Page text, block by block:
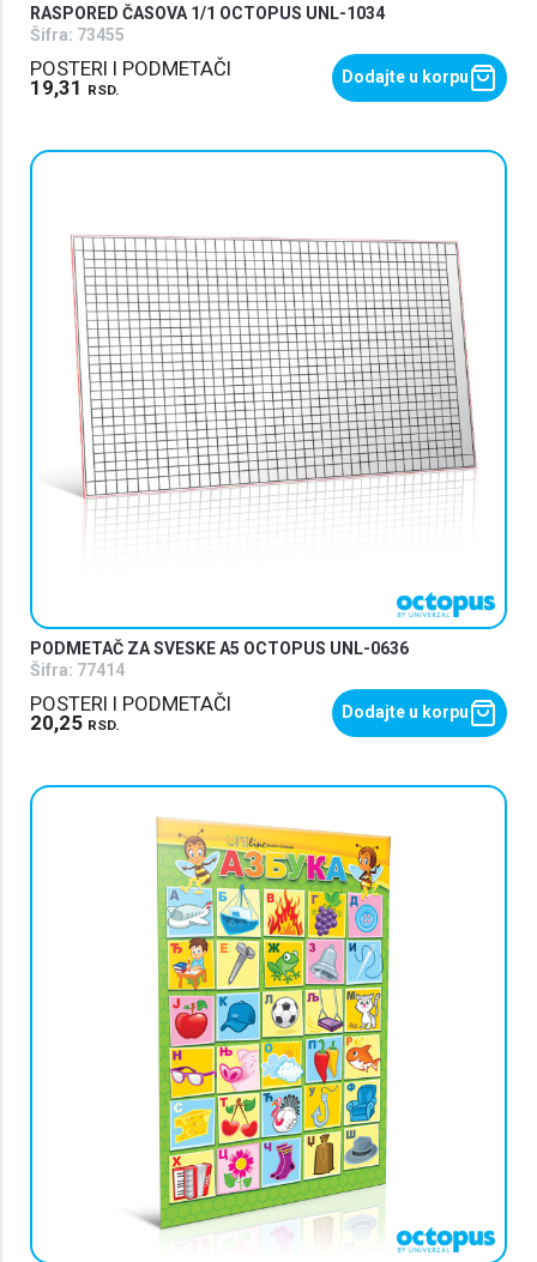
RASPORED ČASOVA 1/1 OCTOPUS UNL-1034
Šifra: 73455
POSTERI I PODMETAČI
19,31 RSD.
Dodajte u korpu
PODMETAČ ZA SVESKE A5 OCTOPUS UNL-0636
Šifra: 77414
POSTERI I PODMETAČI
20,25 RSD.
Dodajte u korpu